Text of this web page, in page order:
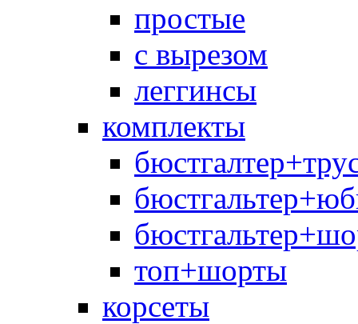
простые
с вырезом
леггинсы
комплекты
топ+шорты
корсеты